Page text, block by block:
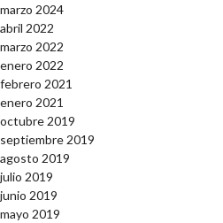
marzo 2024
abril 2022
marzo 2022
enero 2022
febrero 2021
enero 2021
octubre 2019
septiembre 2019
agosto 2019
julio 2019
junio 2019
mayo 2019